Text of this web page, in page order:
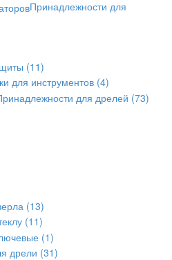
Принадлежности для
(11)
для инструментов (4)
для дрелей (73)
(13)
(11)
(1)
дрели (31)